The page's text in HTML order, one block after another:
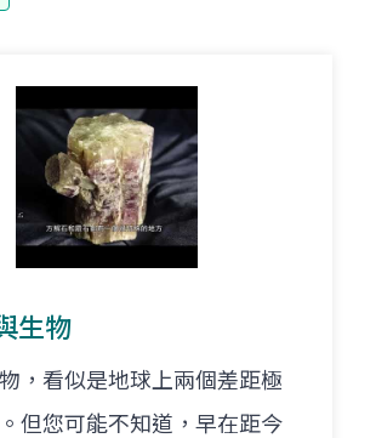
生物
，看似是地球上兩個差距極
但您可能不知道，早在距今